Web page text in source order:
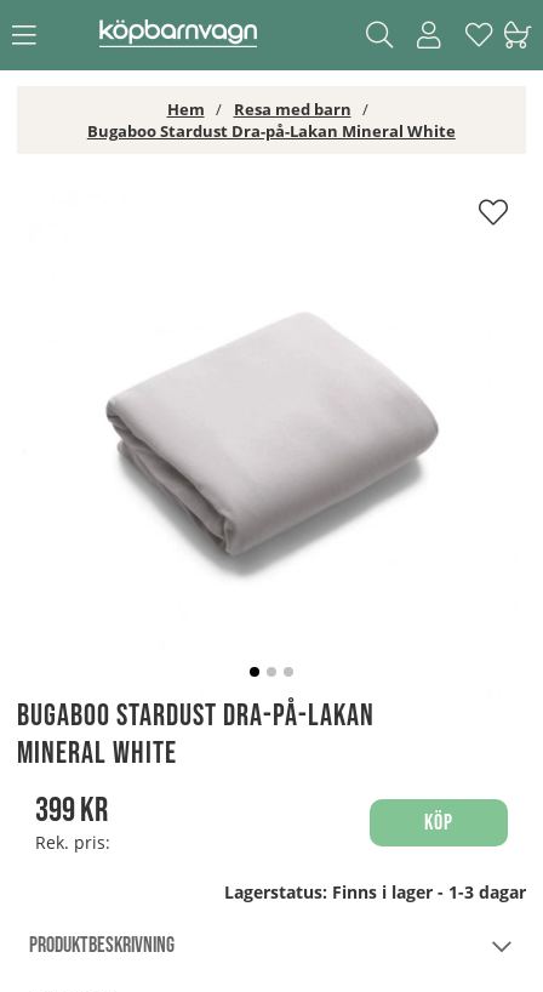
Hem
Resa med barn
Bugaboo Stardust Dra-på-Lakan Mineral White
Bugaboo Stardust Dra-på-Lakan
Mineral White
399kr
Rek. pris:
Köp
Lagerstatus: Finns i lager - 1-3 dagar
PRODUKTBESKRIVNING